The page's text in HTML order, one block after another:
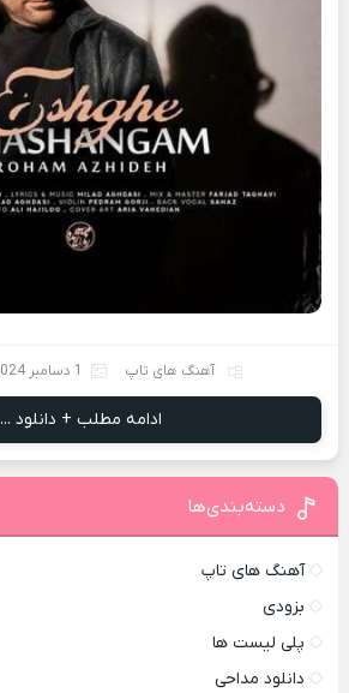
آهنگ های تاپ 1 دسامبر 2024
ادامه مطلب + دانلود ...
دسته‌بندی‌ها
آهنگ های تاپ
بزودی
پلی لیست ها
دانلود مداحی